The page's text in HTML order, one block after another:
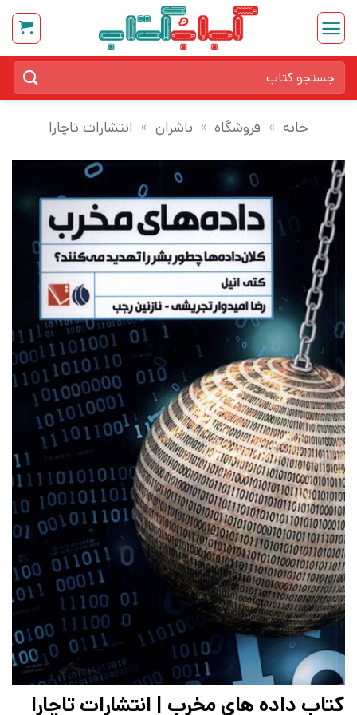
Skip
content
برای:
خانه » فروشگاه » ناشران » انتشارات تاچارا
کتاب داده های مخرب | انتشارات تاچارا